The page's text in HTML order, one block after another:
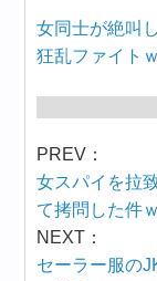
女同士が絶叫
狂乱ファイトｗ
PREV：
女スパイを拉
て拷問した件ｗ
NEXT：
セーラー服の